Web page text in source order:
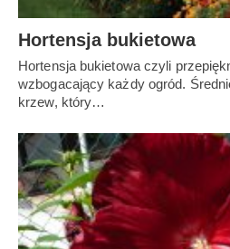
Hortensja bukietowa
Hortensja bukietowa czyli
wzbogacający każdy ogród.
krzew, który…